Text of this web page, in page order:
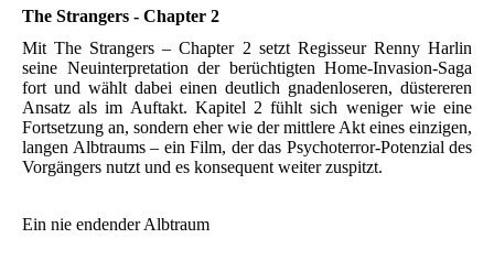
The Strangers - Chapter 2
Mit The Strangers – Chapter 2 setzt Regisseur Renny Harlin
seine Neuinterpretation der berüchtigten Home-Invasion-Saga
fort und wählt dabei einen deutlich gnadenloseren, düstereren
Ansatz als im Auftakt. Kapitel 2 fühlt sich weniger wie eine
Fortsetzung an, sondern eher wie der mittlere Akt eines einzigen,
langen Albtraums – ein Film, der das Psychoterror-Potenzial des
Vorgängers nutzt und es konsequent weiter zuspitzt.
Ein nie endender Albtraum